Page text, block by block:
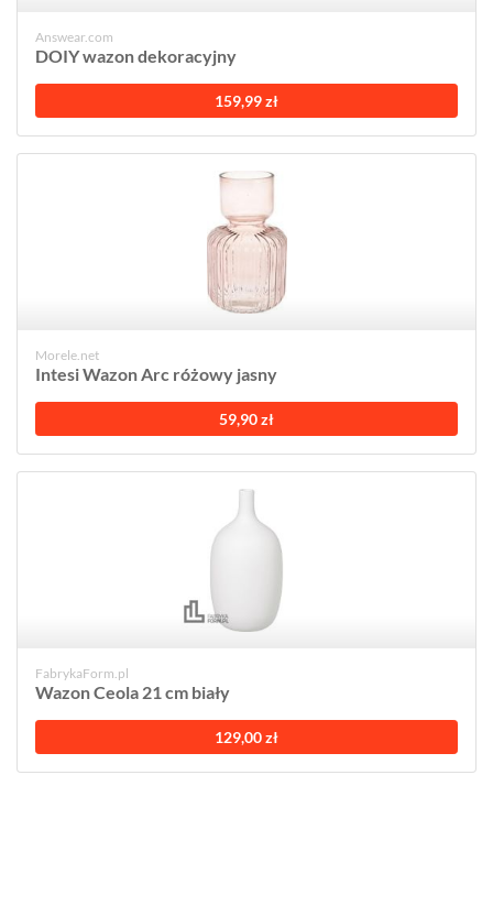
Answear.com
DOIY wazon dekoracyjny
159,99 zł
Morele.net
Intesi Wazon Arc różowy jasny
59,90 zł
FabrykaForm.pl
Wazon Ceola 21 cm biały
129,00 zł